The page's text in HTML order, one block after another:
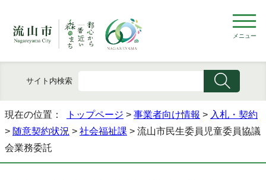
メニュー
サイト内検索
現在の位置： トップページ > 事業者向け情報 > 入札・契約
> 随意契約状況 > 社会福祉課 > 流山市民生委員児童委員協議
会業務委託